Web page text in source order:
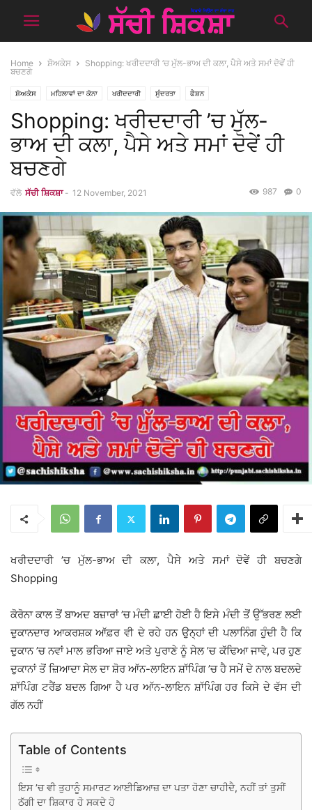
Home ਸ਼ੋਅਕੇਸ
Shopping: ਖਰੀਦਦਾਰੀ ’ਚ ਮੁੱਲ-ਭਾਅ ਦੀ ਕਲਾ, ਪੈਸੇ ਅਤੇ ਸਮਾਂ ਦੋਵੇਂ ਹੀ
ਬਚਣਗੇ
ਸ਼ੋਅਕੇਸ ਮਹਿਲਾਵਾਂ ਦਾ ਕੋਨਾ ਖਰੀਦਦਾਰੀ ਸੁੰਦਰਤਾ ਫੈਸ਼ਨ
Shopping: ਖਰੀਦਦਾਰੀ ’ਚ ਮੁੱਲ-
ਭਾਅ ਦੀ ਕਲਾ, ਪੈਸੇ ਅਤੇ ਸਮਾਂ ਦੋਵੇਂ ਹੀ
ਬਚਣਗੇ
ਵੱਲੋ ਸੱਚੀ ਸ਼ਿਕਸ਼ਾ - 12 November, 2021 0
987
ਖਰੀਦਦਾਰੀ ’ਚ ਮੁੱਲ-ਭਾਅ ਦੀ ਕਲਾ, ਪੈਸੇ ਅਤੇ ਸਮਾਂ ਦੋਵੇਂ ਹੀ ਬਚਣਗੇ
Shopping
ਕੋਰੋਨਾ ਕਾਲ ਤੋਂ ਬਾਅਦ ਬਜ਼ਾਰਾਂ ’ਚ ਮੰਦੀ ਛਾਈ ਹੋਈ ਹੈ ਇਸੇ ਮੰਦੀ ਤੋਂ ਉੱਭਰਣ ਲਈ
ਦੁਕਾਨਦਾਰ ਆਕਰਸ਼ਕ ਆੱਫ਼ਰ ਵੀ ਦੇ ਰਹੇ ਹਨ ਉਨ੍ਹਾਂ ਦੀ ਪਲਾਨਿੰਗ ਹੁੰਦੀ ਹੈ ਕਿ
ਦੁਕਾਨ ’ਚ ਨਵਾਂ ਮਾਲ ਭਰਿਆ ਜਾਏ ਅਤੇ ਪੁਰਾਣੇ ਨੂੰ ਸੇਲ ’ਚ ਕੱਢਿਆ ਜਾਵੇ, ਪਰ ਹੁਣ
ਦੁਕਾਨਾਂ ਤੋਂ ਜ਼ਿਆਦਾ ਸੇਲ ਦਾ ਸ਼ੋਰ ਆੱਨ-ਲਾਇਨ ਸ਼ਾੱਪਿੰਗ ’ਚ ਹੈ ਸਮੇਂ ਦੇ ਨਾਲ ਬਦਲਦੇ
ਸ਼ਾੱਪਿੰਗ ਟਰੈਂਡ ਬਦਲ ਗਿਆ ਹੈ ਪਰ ਆੱਨ-ਲਾਇਨ ਸ਼ਾੱਪਿੰਗ ਹਰ ਕਿਸੇ ਦੇ ਵੱਸ ਦੀ
ਗੱਲ ਨਹੀਂ
Table of Contents
ਇਸ ’ਚ ਵੀ ਤੁਹਾਨੂੰ ਸਮਾਰਟ ਆਈਡਿਆਜ਼ ਦਾ ਪਤਾ ਹੋਣਾ ਚਾਹੀਦੈ, ਨਹੀਂ ਤਾਂ ਤੁਸੀਂ
ਠੱਗੀ ਦਾ ਸ਼ਿਕਾਰ ਹੋ ਸਕਦੇ ਹੋ